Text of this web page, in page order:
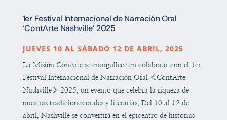
1er Festival Internacional de Narración Oral
‘ContArte Nashville’ 2025
JUEVES 10 AL SÁBADO 12 DE ABRIL, 2025
La Misión ConArte se enorgullece en colaborar con el 1er
Festival Internacional de Narración Oral «ContArte
Nashville» 2025, un evento que celebra la riqueza de
nuestras tradiciones orales y literarias. Del 10 al 12 de
abril, Nashville se convertirá en el epicentro de historias